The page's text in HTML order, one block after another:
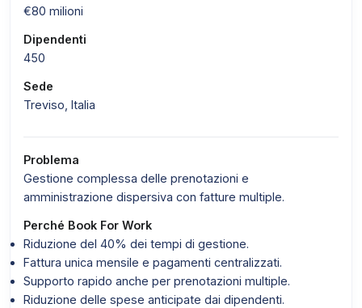
€80 milioni
Dipendenti
450
Sede
Treviso, Italia
Problema
Gestione complessa delle prenotazioni e
amministrazione dispersiva con fatture multiple.
Perché Book For Work
Riduzione del 40% dei tempi di gestione.
Fattura unica mensile e pagamenti centralizzati.
Supporto rapido anche per prenotazioni multiple.
Riduzione delle spese anticipate dai dipendenti.